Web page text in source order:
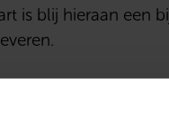
is blij hieraan een